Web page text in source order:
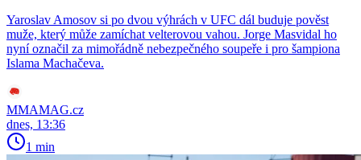
Yaroslav Amosov si po dvou výhrách v UFC dál buduje pověst
muže, který může zamíchat velterovou vahou. Jorge Masvidal ho
nyní označil za mimořádně nebezpečného soupeře i pro šampiona
Islama Machačeva.
MMAMAG.cz
dnes, 13:36
1 min